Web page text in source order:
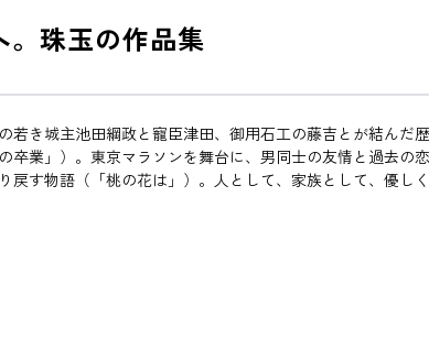
。珠玉の作品集
き城主池田綱政と寵臣津田、御用石工の藤吉とが結んだ
業」）。東京マラソンを舞台に、男同士の友情と過去の
す物語（「桃の花は」）。人として、家族として、優し